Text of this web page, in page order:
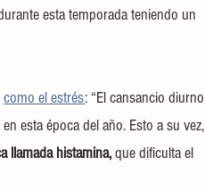
esta temporada teniendo un
como el estrés: “El cansancio diurno
esta época del año. Esto a su vez,
llamada histamina, que dificulta el